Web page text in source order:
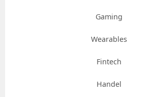
Gaming
Wearables
Fintech
Handel